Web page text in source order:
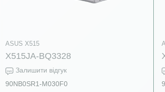
ASUS X515
X515JA-BQ3328
Залишити відгук
90NB0SR1-M030F0